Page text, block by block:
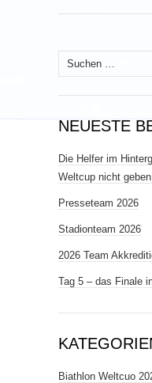
Suchen
nach:
NEUESTE
Die Helfer im
Weltcup nicht
Presseteam 2026
Stadionteam 2026
2026 Team
Tag 5 – das Finale
Biathlon Weltcuo